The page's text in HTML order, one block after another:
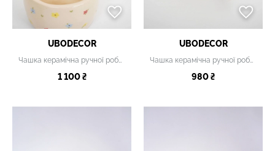
UBODECOR
Чашка керамічна ручної роботи
1 100 ₴
UBODECOR
Чашка керамічна ручної роботи
980 ₴